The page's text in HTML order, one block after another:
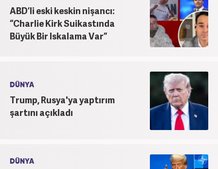
ABD’li eski keskin nişancı:
“Charlie Kirk Suikastında
Büyük Bir Iskalama Var”
DÜNYA
Trump, Rusya'ya yaptırım
şartını açıkladı
DÜNYA